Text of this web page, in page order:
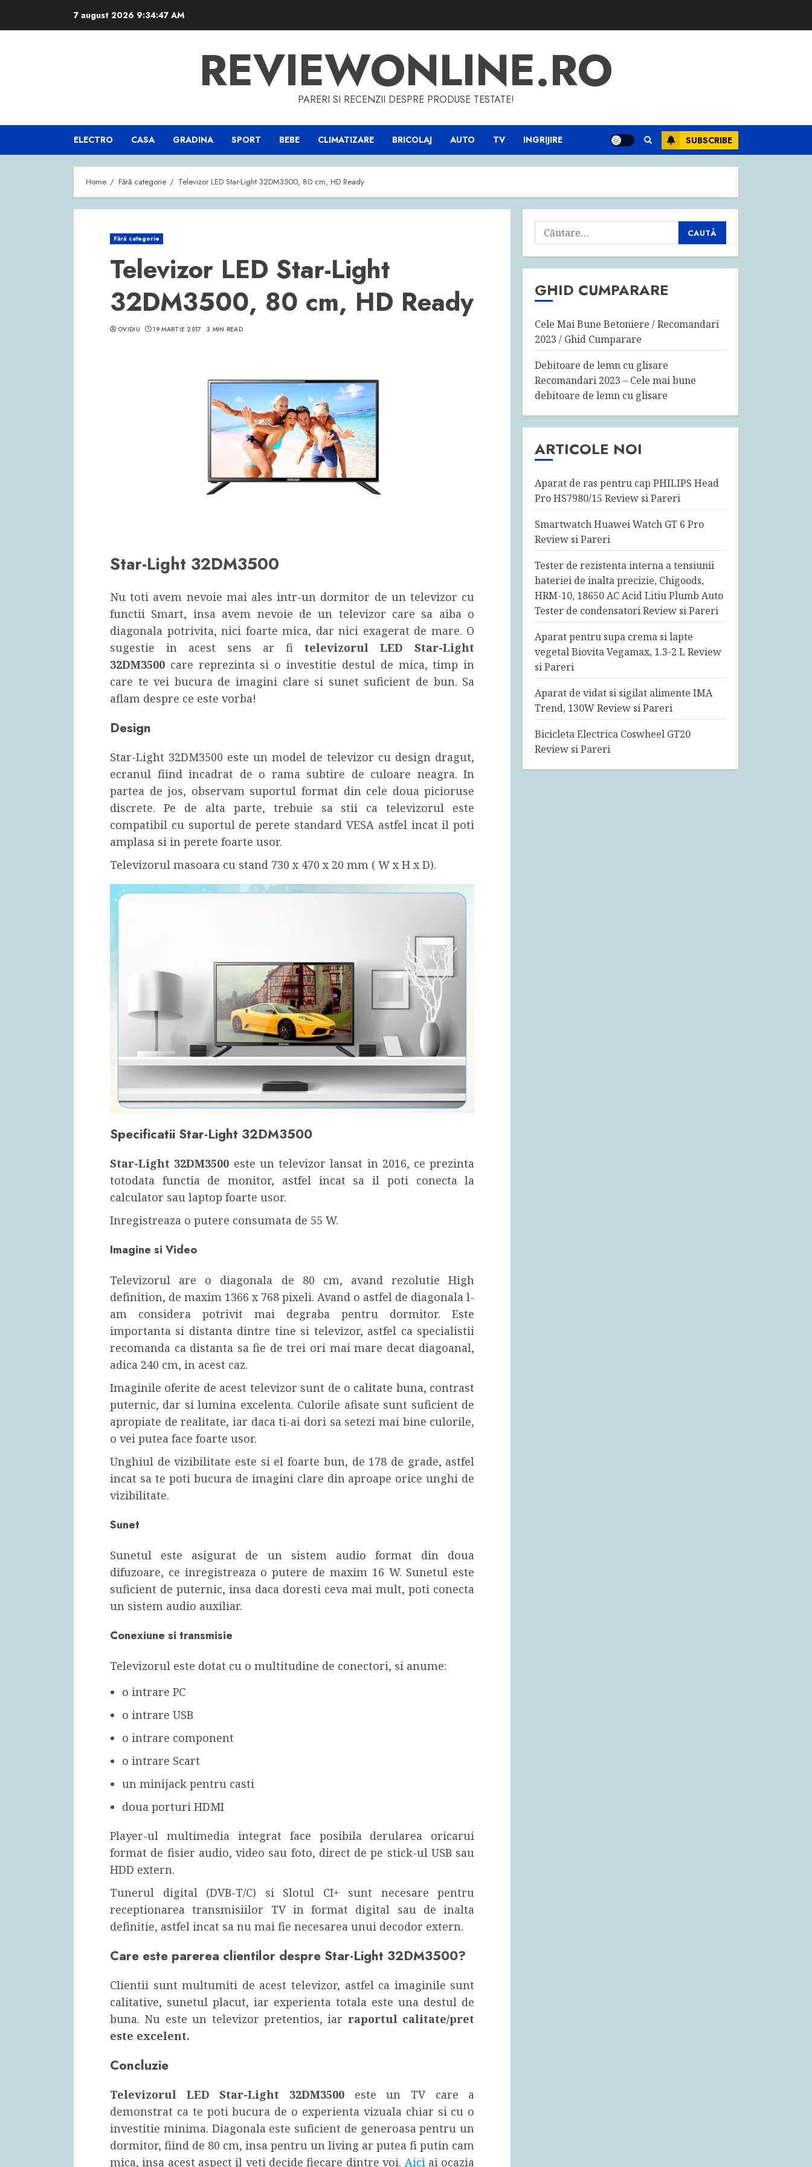
7 august 2026 9:34:48 AM
REVIEWONLINE.RO
PARERI SI RECENZII DESPRE PRODUSE TESTATE!
ELECTRO CASA GRADINA SPORT BEBE CLIMATIZARE BRICOLAJ AUTO TV INGRIJIRE SUBSCRIBE
Home Fără categorie Televizor LED Star-Light 32DM3500, 80 cm, HD Ready
Fără categorie
Televizor LED Star-Light
32DM3500, 80 cm, HD Ready
OVIDIU 19 MARTIE 2017 3 MIN READ
Star-Light 32DM3500
Nu toti avem nevoie mai ales intr-un dormitor de un televizor cu
functii Smart, insa avem nevoie de un televizor care sa aiba o
diagonala potrivita, nici foarte mica, dar nici exagerat de mare. O
sugestie in acest sens ar fitelevizorul LED Star-Light
32DM3500 care reprezinta si o investitie destul de mica, timp in
care te vei bucura de imagini clare si sunet suficient de bun. Sa
aflam despre ce este vorba!
Design
Star-Light 32DM3500 este un model de televizor cu design dragut,
ecranul fiind incadrat de o rama subtire de culoare neagra. In
partea de jos, observam suportul format din cele doua picioruse
discrete. Pe de alta parte, trebuie sa stii ca televizorul este
compatibil cu suportul de perete standard VESA astfel incat il poti
amplasa si in perete foarte usor.
Televizorul masoara cu stand 730 x 470 x 20 mm ( W x H x D).
Specificatii Star-Light 32DM3500
Star-Light 32DM3500 este un televizor lansat in 2016, ce prezinta
totodata functia de monitor, astfel incat sa il poti conecta la
calculator sau laptop foarte usor.
Inregistreaza o putere consumata de 55 W.
Imagine si Video
Televizorul are o diagonala de 80 cm, avand rezolutie High
definition, de maxim 1366 x 768 pixeli. Avand o astfel de diagonala l-
am considera potrivit mai degraba pentru dormitor. Este
importanta si distanta dintre tine si televizor, astfel ca specialistii
recomanda ca distanta sa fie de trei ori mai mare decat diagoanal,
adica 240 cm, in acest caz.
Imaginile oferite de acest televizor sunt de o calitate buna, contrast
puternic, dar si lumina excelenta. Culorile afisate sunt suficient de
apropiate de realitate, iar daca ti-ai dori sa setezi mai bine culorile,
o vei putea face foarte usor.
Unghiul de vizibilitate este si el foarte bun, de 178 de grade, astfel
incat sa te poti bucura de imagini clare din aproape orice unghi de
vizibilitate.
Sunet
Sunetul este asigurat de un sistem audio format din doua
difuzoare, ce inregistreaza o putere de maxim 16 W. Sunetul este
suficient de puternic, insa daca doresti ceva mai mult, poti conecta
un sistem audio auxiliar.
Conexiune si transmisie
Televizorul este dotat cu o multitudine de conectori, si anume:
o intrare PC
o intrare USB
o intrare component
o intrare Scart
un minijack pentru casti
doua porturi HDMI
Player-ul multimedia integrat face posibila derularea oricarui
format de fisier audio, video sau foto, direct de pe stick-ul USB sau
HDD extern.
Tunerul digital (DVB-T/C) si Slotul CI+ sunt necesare pentru
receptionarea transmisiilor TV in format digital sau de inalta
definitie, astfel incat sa nu mai fie necesarea unui decodor extern.
Care este parerea clientilor despre Star-Light 32DM3500?
Clientii sunt multumiti de acest televizor, astfel ca imaginile sunt
calitative, sunetul placut, iar experienta totala este una destul de
buna. Nu este un televizor pretentios, iar raportul calitate/pret
este excelent.
Concluzie
Televizorul LED Star-Light 32DM3500 este un TV care a
demonstrat ca te poti bucura de o experienta vizuala chiar si cu o
investitie minima. Diagonala este suficient de generoasa pentru un
dormitor, fiind de 80 cm, insa pentru un living ar putea fi putin cam
mica, insa acest aspect il veti decide fiecare dintre voi. Aiciai ocazia
Caută
după:
GHID CUMPARARE
Cele Mai Bune Betoniere / Recomandari
2023 / Ghid Cumparare
Debitoare de lemn cu glisare
Recomandari 2023 – Cele mai bune
debitoare de lemn cu glisare
ARTICOLE NOI
Aparat de ras pentru cap PHILIPS Head
Pro HS7980/15 Review si Pareri
Smartwatch Huawei Watch GT 6 Pro
Review si Pareri
Tester de rezistenta interna a tensiunii
bateriei de inalta precizie, Chigoods,
HRM-10, 18650 AC Acid Litiu Plumb Auto
Tester de condensatori Review si Pareri
Aparat pentru supa crema si lapte
vegetal Biovita Vegamax, 1.3-2 L Review
si Pareri
Aparat de vidat si sigilat alimente IMA
Trend, 130W Review si Pareri
Bicicleta Electrica Coswheel GT20
Review si Pareri